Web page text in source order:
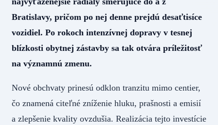
Bratislavy, pričom po nej denne prejdú desaťtisíce
vozidiel. Po rokoch intenzívnej dopravy v tesnej
blízkosti obytnej zástavby sa tak otvára príležitosť
na významnú zmenu.
Nové obchvaty prinesú odklon tranzitu mimo centier,
čo znamená citeľné zníženie hluku, prašnosti a emisií
a zlepšenie kvality ovzdušia. Realizácia tejto investície